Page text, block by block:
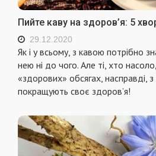
Пийте каву на здоров’я: 5
29.12.2020
Як і у всьому, з кавою потрібно
нею ні до чого. Але ті, хто
«здорових» обсягах, насправді,
покращують своє здоров’я!